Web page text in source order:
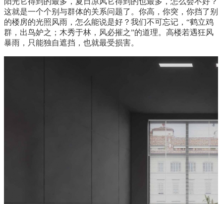
这就是一个个别与群体的关系问题了。你高，你突，你挡了别
的楼房的光照风雨，怎么能说是好？我们不可忘记，“鹤立鸡
群，出鸟妒之；木秀于林，风必摧之”的道理。高楼若遇狂风
暴雨，只能独自遮挡，也就最受损害。